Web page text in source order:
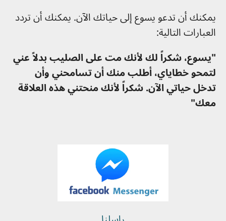
يمكنك أن تدعو يسوع إلى حياتك الآن. يمكنك أن تردد
العبارات التالية:
"يسوع، شكراً لك لأنك مت على الصليب بدلاً عني
لتمحو خطاياي، أطلب منك أن تسامحني وأن
تدخل حياتي الآن. شكراً لأنك منحتني هذه العلاقة
معك"